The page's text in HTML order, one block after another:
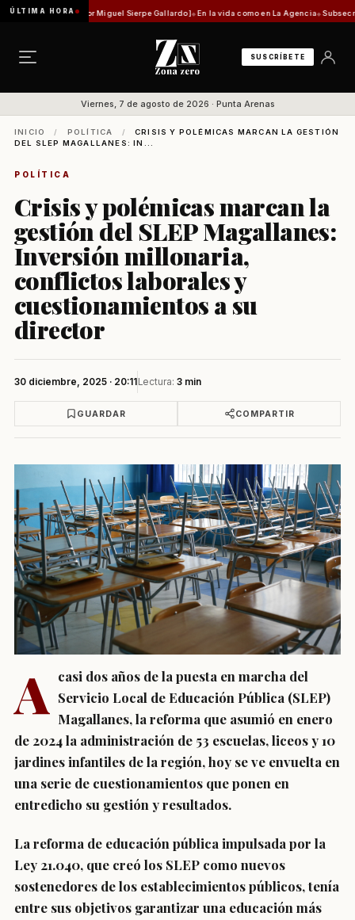
ÚLTIMA HORA
Judd [Por Miguel Sierpe Gallardo] En la vida como en La Agencia Subsecretaria
SUSCRÍBETE
Viernes, 7 de agosto de 2026 · Punta Arenas
INICIO / POLÍTICA /
CRISIS Y POLÉMICAS MARCAN LA GESTIÓN
DEL SLEP MAGALLANES: IN...
POLÍTICA
Crisis y polémicas marcan la
gestión del SLEP Magallanes:
Inversión millonaria,
conflictos laborales y
cuestionamientos a su
director
30 diciembre, 2025 · 20:11Lectura: 3 min
GUARDAR COMPARTIR
A casi dos años de la puesta en marcha del
Servicio Local de Educación Pública (SLEP)
Magallanes, la reforma que asumió en enero
de 2024 la administración de 53 escuelas, liceos y 10
jardines infantiles de la región, hoy se ve envuelta en
una serie de cuestionamientos que ponen en
entredicho su gestión y resultados.
La reforma de educación pública impulsada por la
Ley 21.040, que creó los SLEP como nuevos
sostenedores de los establecimientos públicos, tenía
entre sus objetivos garantizar una educación más